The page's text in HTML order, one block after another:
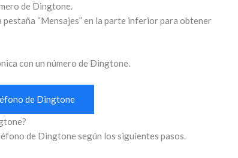
de Dingtone.
“Mensajes” en la parte inferior para obtener
con un número de Dingtone.
de Dingtone
de Dingtone según los siguientes pasos.